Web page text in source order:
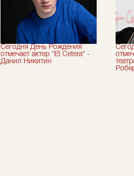
Сегодня День Рождения
отмечает актер "Et Cetera" -
Данил Никитин